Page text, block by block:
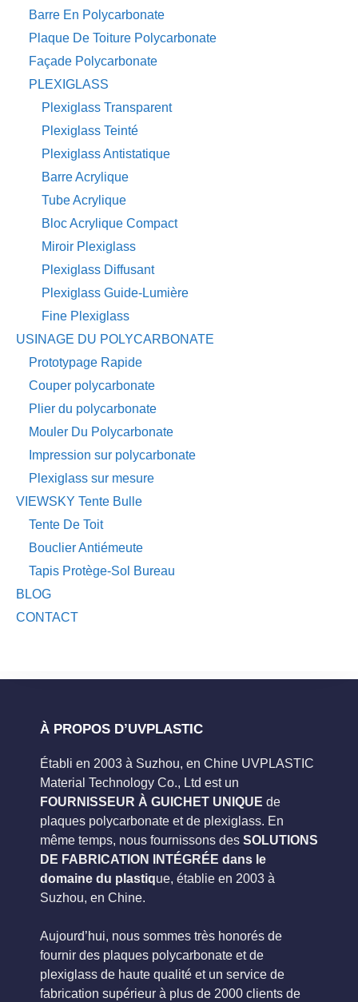
Barre En Polycarbonate
Plaque De Toiture Polycarbonate
Façade Polycarbonate
PLEXIGLASS
Plexiglass Transparent
Plexiglass Teinté
Plexiglass Antistatique
Barre Acrylique
Tube Acrylique
Bloc Acrylique Compact
Miroir Plexiglass
Plexiglass Diffusant
Plexiglass Guide-Lumière
Fine Plexiglass
USINAGE DU POLYCARBONATE
Prototypage Rapide
Couper polycarbonate
Plier du polycarbonate
Mouler Du Polycarbonate
Impression sur polycarbonate
Plexiglass sur mesure
VIEWSKY Tente Bulle
Tente De Toit
Bouclier Antiémeute
Tapis Protège-Sol Bureau
BLOG
CONTACT
À PROPOS D’UVPLASTIC
Établi en 2003 à Suzhou, en Chine UVPLASTIC
Material Technology Co., Ltd est un
FOURNISSEUR À GUICHET UNIQUE de
plaques polycarbonate et de plexiglass. En
même temps, nous fournissons des SOLUTIONS
DE FABRICATION INTÉGRÉE dans le
domaine du plastique, établie en 2003 à
Suzhou, en Chine.
Aujourd’hui, nous sommes très honorés de
fournir des plaques polycarbonate et de
plexiglass de haute qualité et un service de
fabrication supérieur à plus de 2000 clients de